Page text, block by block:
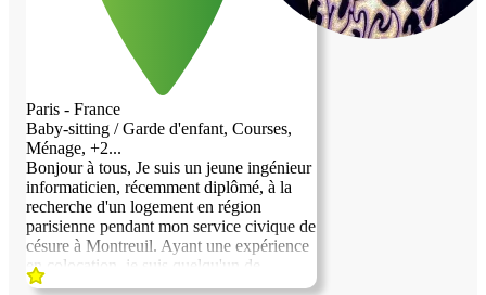
Paris - France
Baby-sitting / Garde d'enfant, Courses,
Ménage, +2...
Bonjour à tous, Je suis un jeune ingénieur
informaticien, récemment diplômé, à la
recherche d'un logement en région
parisienne pendant mon service civique de
césure à Montreuil. Ayant une expérience
en colocation, je suis quelqu'un de
sociable et adaptable. Dans mon temps